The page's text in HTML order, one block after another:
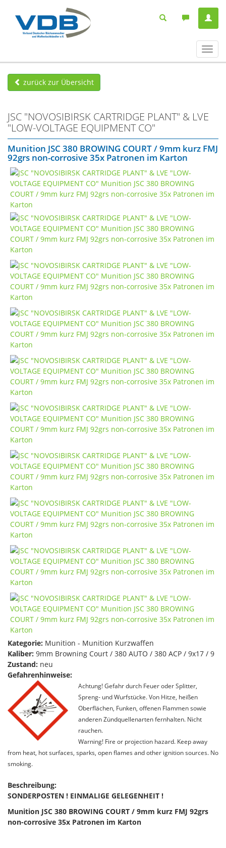
ein-/
zurück zur Übersicht
JSC "NOVOSIBIRSK CARTRIDGE PLANT" & LVE
"LOW-VOLTAGE EQUIPMENT CO"
Munition JSC 380 BROWING COURT / 9mm kurz FMJ
92grs non-corrosive 35x Patronen im Karton
Kategorie: Munition - Munition Kurzwaffen
Kaliber: 9mm Browning Court / 380 AUTO / 380 ACP / 9x17 / 9
Zustand: neu
Gefahrenhinweise:
Achtung! Gefahr durch Feuer oder Splitter,
Spreng- und Wurfstücke. Von Hitze, heißen
Oberflächen, Funken, offenen Flammen sowie
anderen Zündquellenarten fernhalten. Nicht
rauchen.
Warning! Fire or projection hazard. Keep away
from heat, hot surfaces, sparks, open flames and other ignition sources. No
smoking.
Beschreibung:
SONDERPOSTEN ! EINMALIGE GELEGENHEIT !
Munition JSC 380 BROWING COURT / 9mm kurz FMJ 92grs
non-corrosive 35x Patronen im Karton